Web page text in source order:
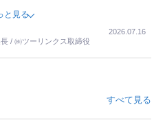
う理由で、その施設を選択したので
事ででした。シニアの住まい選び
家族の足の便も考えない外池ない
と見る
/ ㈱ツーリンクス取締役
2026.07.16
すべて見る